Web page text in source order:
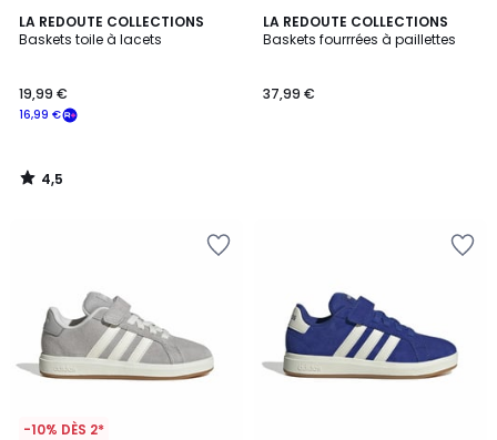
LA REDOUTE COLLECTIONS
Baskets toile à lacets
16,99 €
19,99 €
4,5
/ 5
4,5
/
LA REDOUTE COLLECTIONS
Baskets fourrrées à paillettes
37,99 €
-10% DÈS 2*